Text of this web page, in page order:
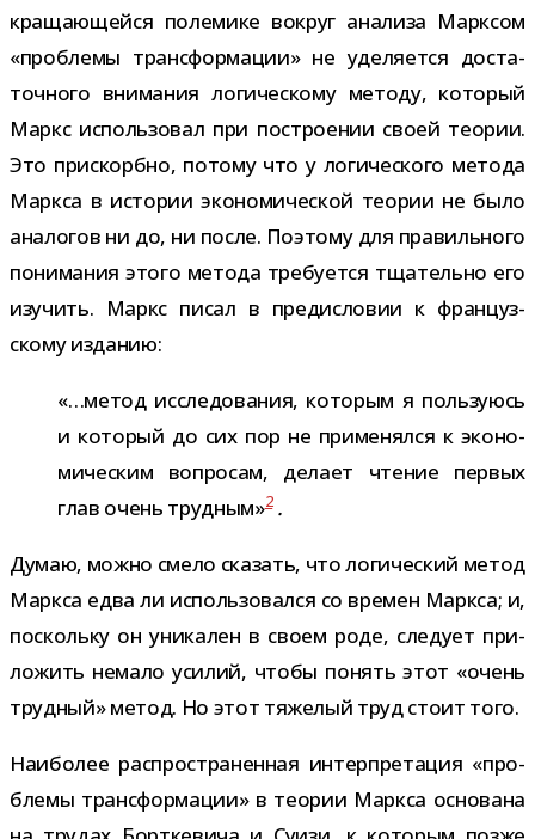
кра­ща­ю­щейся поле­мике вокруг ана­лиза Марксом
«про­блемы транс­фор­ма­ции» не уде­ля­ется доста­
точ­ного вни­ма­ния логи­че­скому методу, кото­рый
Маркс исполь­зо­вал при постро­е­нии своей тео­рии.
Это при­скорбно, потому что у логи­че­ского метода
Маркса в исто­рии эко­но­ми­че­ской тео­рии не было
ана­ло­гов ни до, ни после. Поэтому для пра­виль­ного
пони­ма­ния этого метода тре­бу­ется тща­тельно его
изу­чить. Маркс писал в пре­ди­сло­вии к фран­цуз­
скому изданию:
«…метод иссле­до­ва­ния, кото­рым я поль­зу­юсь
и кото­рый до сих пор не при­ме­нялся к эко­но­
ми­че­ским вопро­сам, делает чте­ние пер­вых
глав очень труд­ным»2 .
Думаю, можно смело ска­зать, что логи­че­ский метод
Маркса едва ли исполь­зо­вался со вре­мен Маркса; и,
поскольку он уни­ка­лен в своем роде, сле­дует при­
ло­жить немало уси­лий, чтобы понять этот «очень
труд­ный» метод. Но этот тяже­лый труд стоит того.
Наиболее рас­про­стра­нен­ная интер­пре­та­ция «про­
блемы транс­фор­ма­ции» в тео­рии Маркса осно­вана